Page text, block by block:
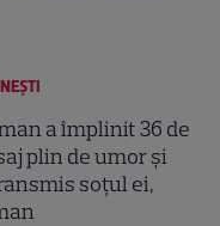
a împlinit 36 de
plin de umor și
soțul ei,